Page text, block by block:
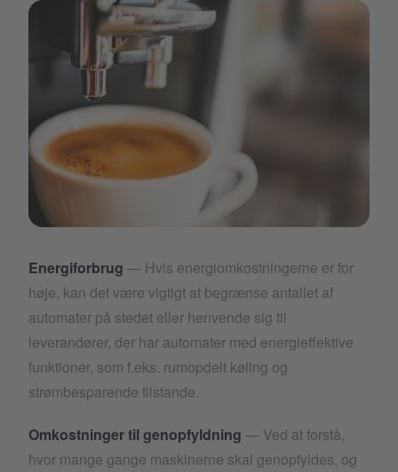
Energiforbrug — Hvis energiomkostningerne er for
høje, kan det være vigtigt at begrænse antallet af
automater på stedet eller henvende sig til
leverandører, der har automater med energieffektive
funktioner, som f.eks. rumopdelt køling og
strømbesparende tilstande.
Omkostninger til genopfyldning — Ved at forstå,
hvor mange gange maskinerne skal genopfyldes, og